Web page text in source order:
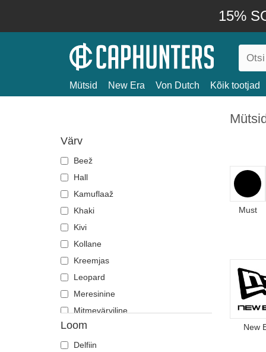
15%
Mütsid New Era Von Dutch Kõik tootjad
Värv
Beež
Hall
Kamuflaaž
Khaki
Kivi
Kollane
Kreemjas
Leopard
Meresinine
Mitmevärviline
Must
Oranž
Loom
Delfiin
Must
New